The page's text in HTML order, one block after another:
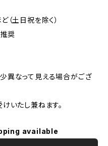
土日祝を除く）
奨
異なって見える場合がござ
いたし兼ねます。
available